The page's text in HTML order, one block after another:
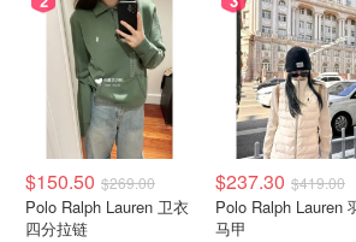
$150.50 $269.00
Polo Ralph Lauren 卫衣
四分拉链
$237.30 $419.00
Polo Ralph Lauren
马甲